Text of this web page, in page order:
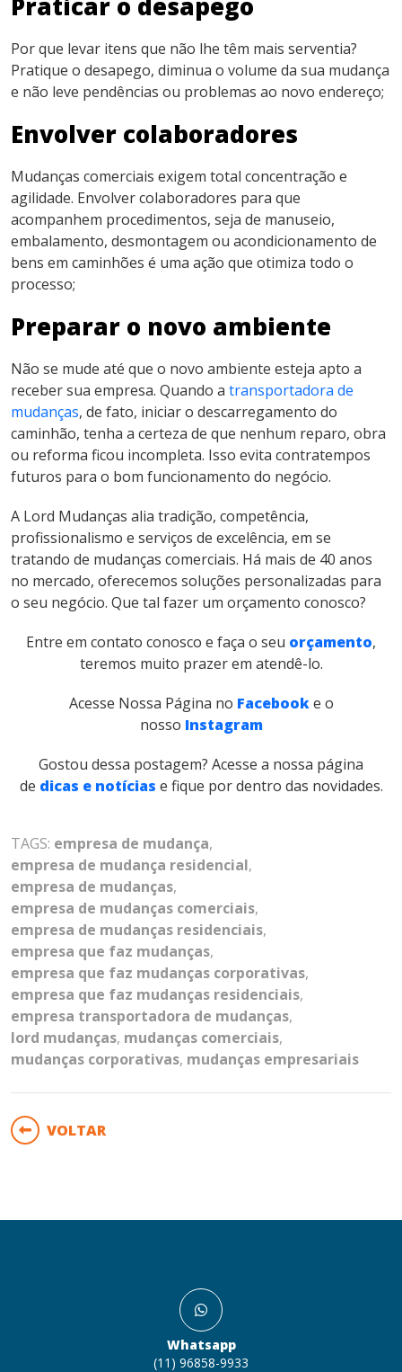
Por que levar itens que não lhe têm mais serventia?
Pratique o desapego, diminua o volume da sua mudança
e não leve pendências ou problemas ao novo endereço;
Envolver colaboradores
Mudanças comerciais exigem total concentração e
agilidade. Envolver colaboradores para que
acompanhem procedimentos, seja de manuseio,
embalamento, desmontagem ou acondicionamento de
bens em caminhões é uma ação que otimiza todo o
processo;
Preparar o novo ambiente
Não se mude até que o novo ambiente esteja apto a
receber sua empresa. Quando a transportadora de
mudanças, de fato, iniciar o descarregamento do
caminhão, tenha a certeza de que nenhum reparo, obra
ou reforma ficou incompleta. Isso evita contratempos
futuros para o bom funcionamento do negócio.
A Lord Mudanças alia tradição, competência,
profissionalismo e serviços de excelência, em se
tratando de mudanças comerciais. Há mais de 40 anos
no mercado, oferecemos soluções personalizadas para
o seu negócio. Que tal fazer um orçamento conosco?
Entre em contato conosco e faça o seu orçamento,
teremos muito prazer em atendê-lo.
Acesse Nossa Página no Facebook e o
nosso Instagram
Gostou dessa postagem? Acesse a nossa página
de dicas e notícias e fique por dentro das novidades.
TAGS: empresa de mudança,
empresa de mudança residencial,
empresa de mudanças,
empresa de mudanças comerciais,
empresa de mudanças residenciais,
empresa que faz mudanças,
empresa que faz mudanças corporativas,
empresa que faz mudanças residenciais,
empresa transportadora de mudanças,
lord mudanças, mudanças comerciais,
mudanças corporativas, mudanças empresariais
VOLTAR
Whatsapp
(11) 96858-9933